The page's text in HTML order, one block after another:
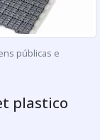
públicas e
plastico